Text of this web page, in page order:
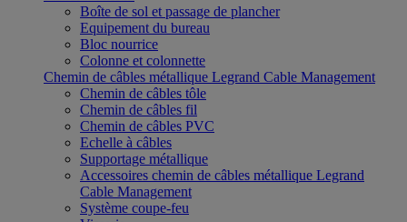
Boîte de sol et passage de plancher
Equipement du bureau
Bloc nourrice
Colonne et colonnette
Chemin de câbles métallique Legrand Cable Management
Chemin de câbles tôle
Chemin de câbles fil
Chemin de câbles PVC
Echelle à câbles
Supportage métallique
Accessoires chemin de câbles métallique Legrand
Cable Management
Système coupe-feu